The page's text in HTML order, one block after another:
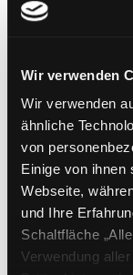
Wir verwenden
Wir verwenden
ähnliche
von
Einige von ihnen
Webseite,
und Ihre
Schaltfläche
Verwendung